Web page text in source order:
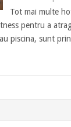
Tot mai multe
pentru a
piscina, sunt